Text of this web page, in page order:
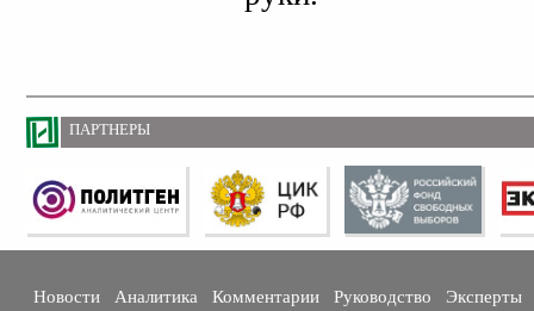
ПАРТНЕРЫ
Новости Аналитика Комментарии Руководство
Эксперты